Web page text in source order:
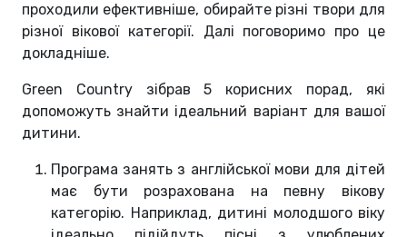
проходили ефективніше, обирайте різні твори для
різної вікової категорії. Далі поговоримо про це
докладніше.
Green Country зібрав 5 корисних порад, які
допоможуть знайти ідеальний варіант для вашої
дитини.
Програма занять з англійської мови для дітей
має бути розрахована на певну вікову
категорію. Наприклад, дитині молодшого віку